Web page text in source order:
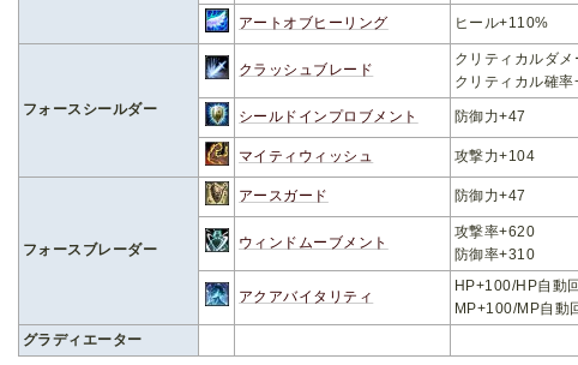
アートオブヒーリング ヒール+110%
フォースシールダー
クラッシュブレード
クリティカルダ
クリティカル確
シールドインプロブメント 防御力+47
マイティウィッシュ 攻撃力+104
フォースブレーダー
アースガード 防御力+47
ウィンドムーブメント
攻撃率+620
防御率+310
アクアバイタリティ
HP+100/HP自動
MP+100/MP自動
グラディエーター